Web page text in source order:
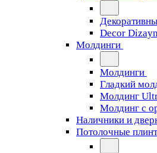
Decor
Молдинги
Молдинги
Гладкий
Молдинг
Молдинг с
Наличники и
Потолочные